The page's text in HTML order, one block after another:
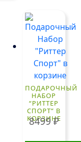
ПОДАРОЧНЫЙ
НАБОР
“РИТТЕР
СПОРТ” В
КОРЗИНЕ
8499₽